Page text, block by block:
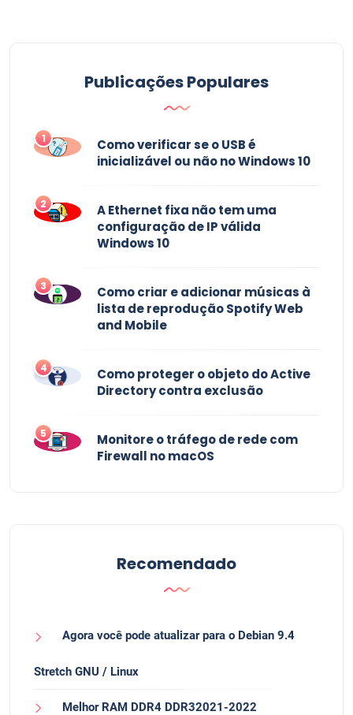
Publicações Populares
1
Como verificar se o USB é
inicializável ou não no Windows 10
2
A Ethernet fixa não tem uma
configuração de IP válida
Windows 10
3
Como criar e adicionar músicas à
lista de reprodução Spotify Web
and Mobile
4
Como proteger o objeto do Active
Directory contra exclusão
5
Monitore o tráfego de rede com
Firewall no macOS
Recomendado
Agora você pode atualizar para o Debian 9.4
Stretch GNU / Linux
Melhor RAM DDR4 DDR32021-2022